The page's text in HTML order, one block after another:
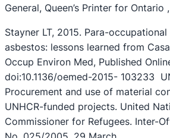
General, Queen’s Printer for Ontario
Stayner LT, 2015. Para-
asbestos: lessons learned from
Occup Environ Med, Published
doi:10.1136/oemed-2015- 103233
Procurement and use of material
UNHCR-funded projects. United
Commissioner for Refugees. Inter-